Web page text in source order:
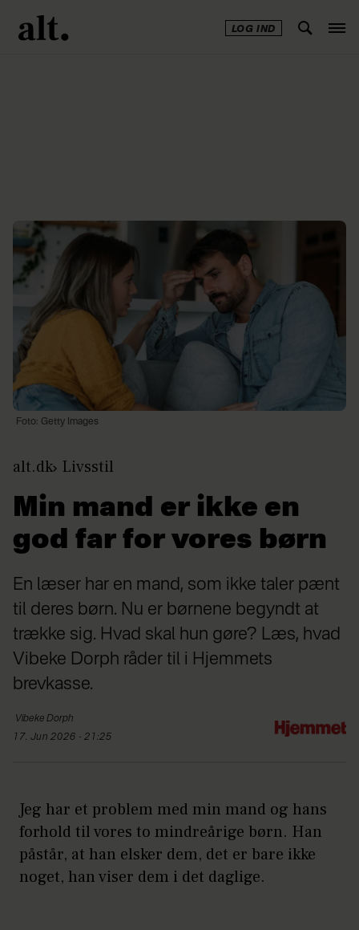
LOG IND
Foto: Getty Images
alt.dk Livsstil
Min mand er ikke en
god far for vores børn
En læser har en mand, som ikke taler pænt
til deres børn. Nu er børnene begyndt at
trække sig. Hvad skal hun gøre? Læs, hvad
Vibeke Dorph råder til i Hjemmets
brevkasse.
Vibeke Dorph
17. Jun 2026 - 21:25
Jeg har et problem med min mand og hans
forhold til vores to mindreårige børn. Han
påstår, at han elsker dem, det er bare ikke
noget, han viser dem i det daglige.